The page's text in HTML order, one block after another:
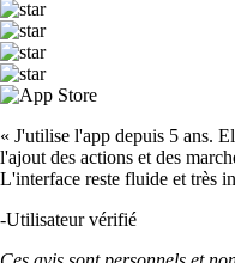
« J'utilise l'app depuis 5 ans.
l'ajout des actions et des
L'interface reste fluide et très
-Utilisateur vérifié